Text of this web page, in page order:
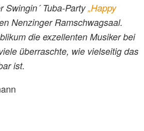
Swingin´ Tuba-Party„Happy
Nenzinger Ramschwagsaal.
die exzellenten Musiker bei
überraschte, wie vielseitig das
ist.